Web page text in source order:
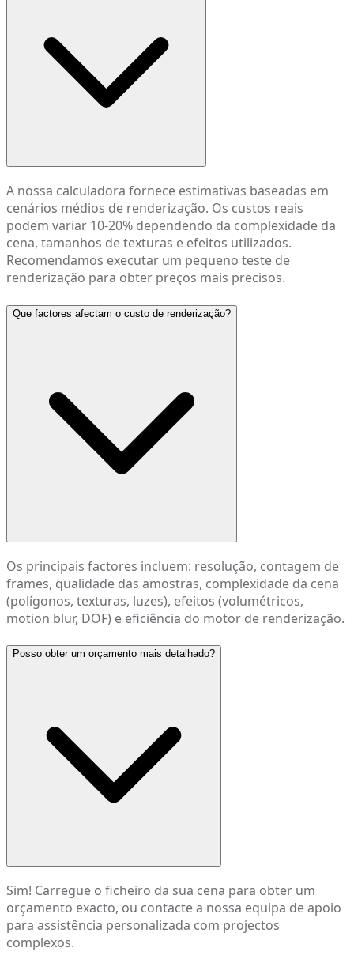
A nossa calculadora fornece estimativas baseadas em
cenários médios de renderização. Os custos reais
podem variar 10-20% dependendo da complexidade da
cena, tamanhos de texturas e efeitos utilizados.
Recomendamos executar um pequeno teste de
renderização para obter preços mais precisos.
Que factores afectam o custo de renderização?
Os principais factores incluem: resolução, contagem de
frames, qualidade das amostras, complexidade da cena
(polígonos, texturas, luzes), efeitos (volumétricos,
motion blur, DOF) e eficiência do motor de renderização.
Posso obter um orçamento mais detalhado?
Sim! Carregue o ficheiro da sua cena para obter um
orçamento exacto, ou contacte a nossa equipa de apoio
para assistência personalizada com projectos
complexos.